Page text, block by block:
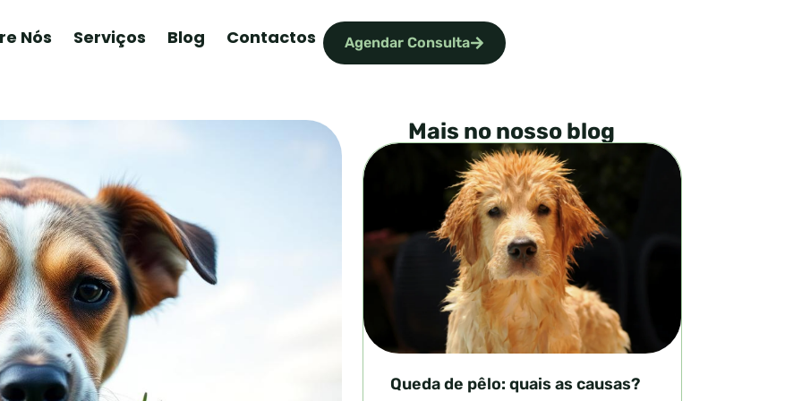
Nós Serviços Blog Contactos Agendar Consulta
Mais no nosso blog
Queda de pêlo: quais as causas?